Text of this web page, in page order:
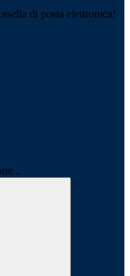
di posta elettronica!